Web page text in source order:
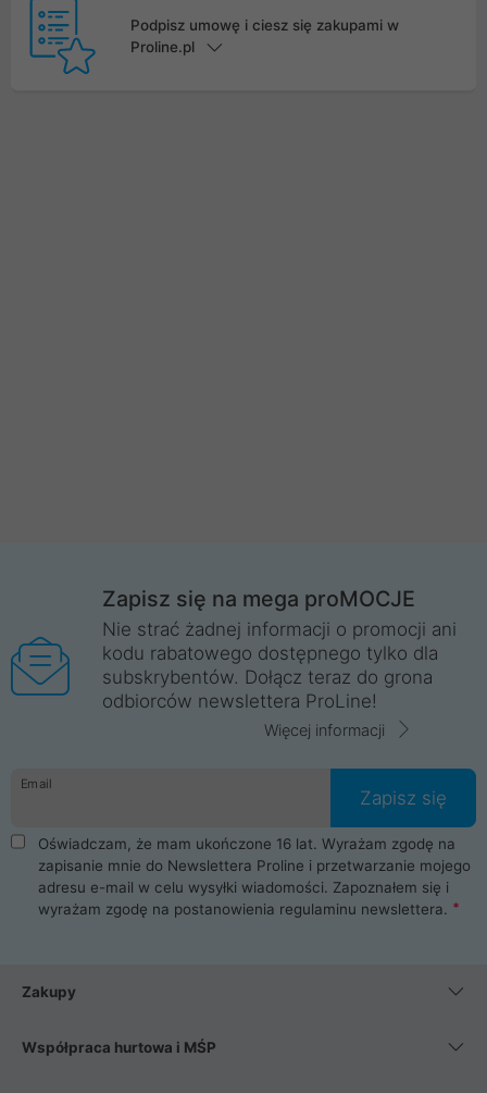
Podpisz umowę i ciesz się zakupami w
Proline.pl
Zapisz się na mega proMOCJE
Nie strać żadnej informacji o promocji ani
kodu rabatowego dostępnego tylko dla
subskrybentów. Dołącz teraz do grona
odbiorców newslettera ProLine!
Więcej informacji
Email
Zapisz się
Oświadczam, że mam ukończone 16 lat. Wyrażam zgodę na
zapisanie mnie do Newslettera Proline i przetwarzanie mojego
adresu e-mail w celu wysyłki wiadomości. Zapoznałem się i
wyrażam zgodę na postanowienia regulaminu newslettera.
Zakupy
Współpraca hurtowa i MŚP